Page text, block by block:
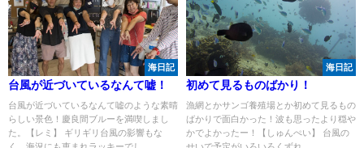
海日記
台風が近づいているなんて嘘！
台風が近づいているなんて嘘のような素晴
らしい景色！慶良間ブルーを満喫しまし
た。【レミ】 ギリギリ台風の影響もな
海日記
初めて見るものばかり！
漁網とかサンゴ養殖場とか初めて見るもの
ばかりで面白かった！波も思ったより穏や
かでよかったー！【しゅんぺい】 台風の